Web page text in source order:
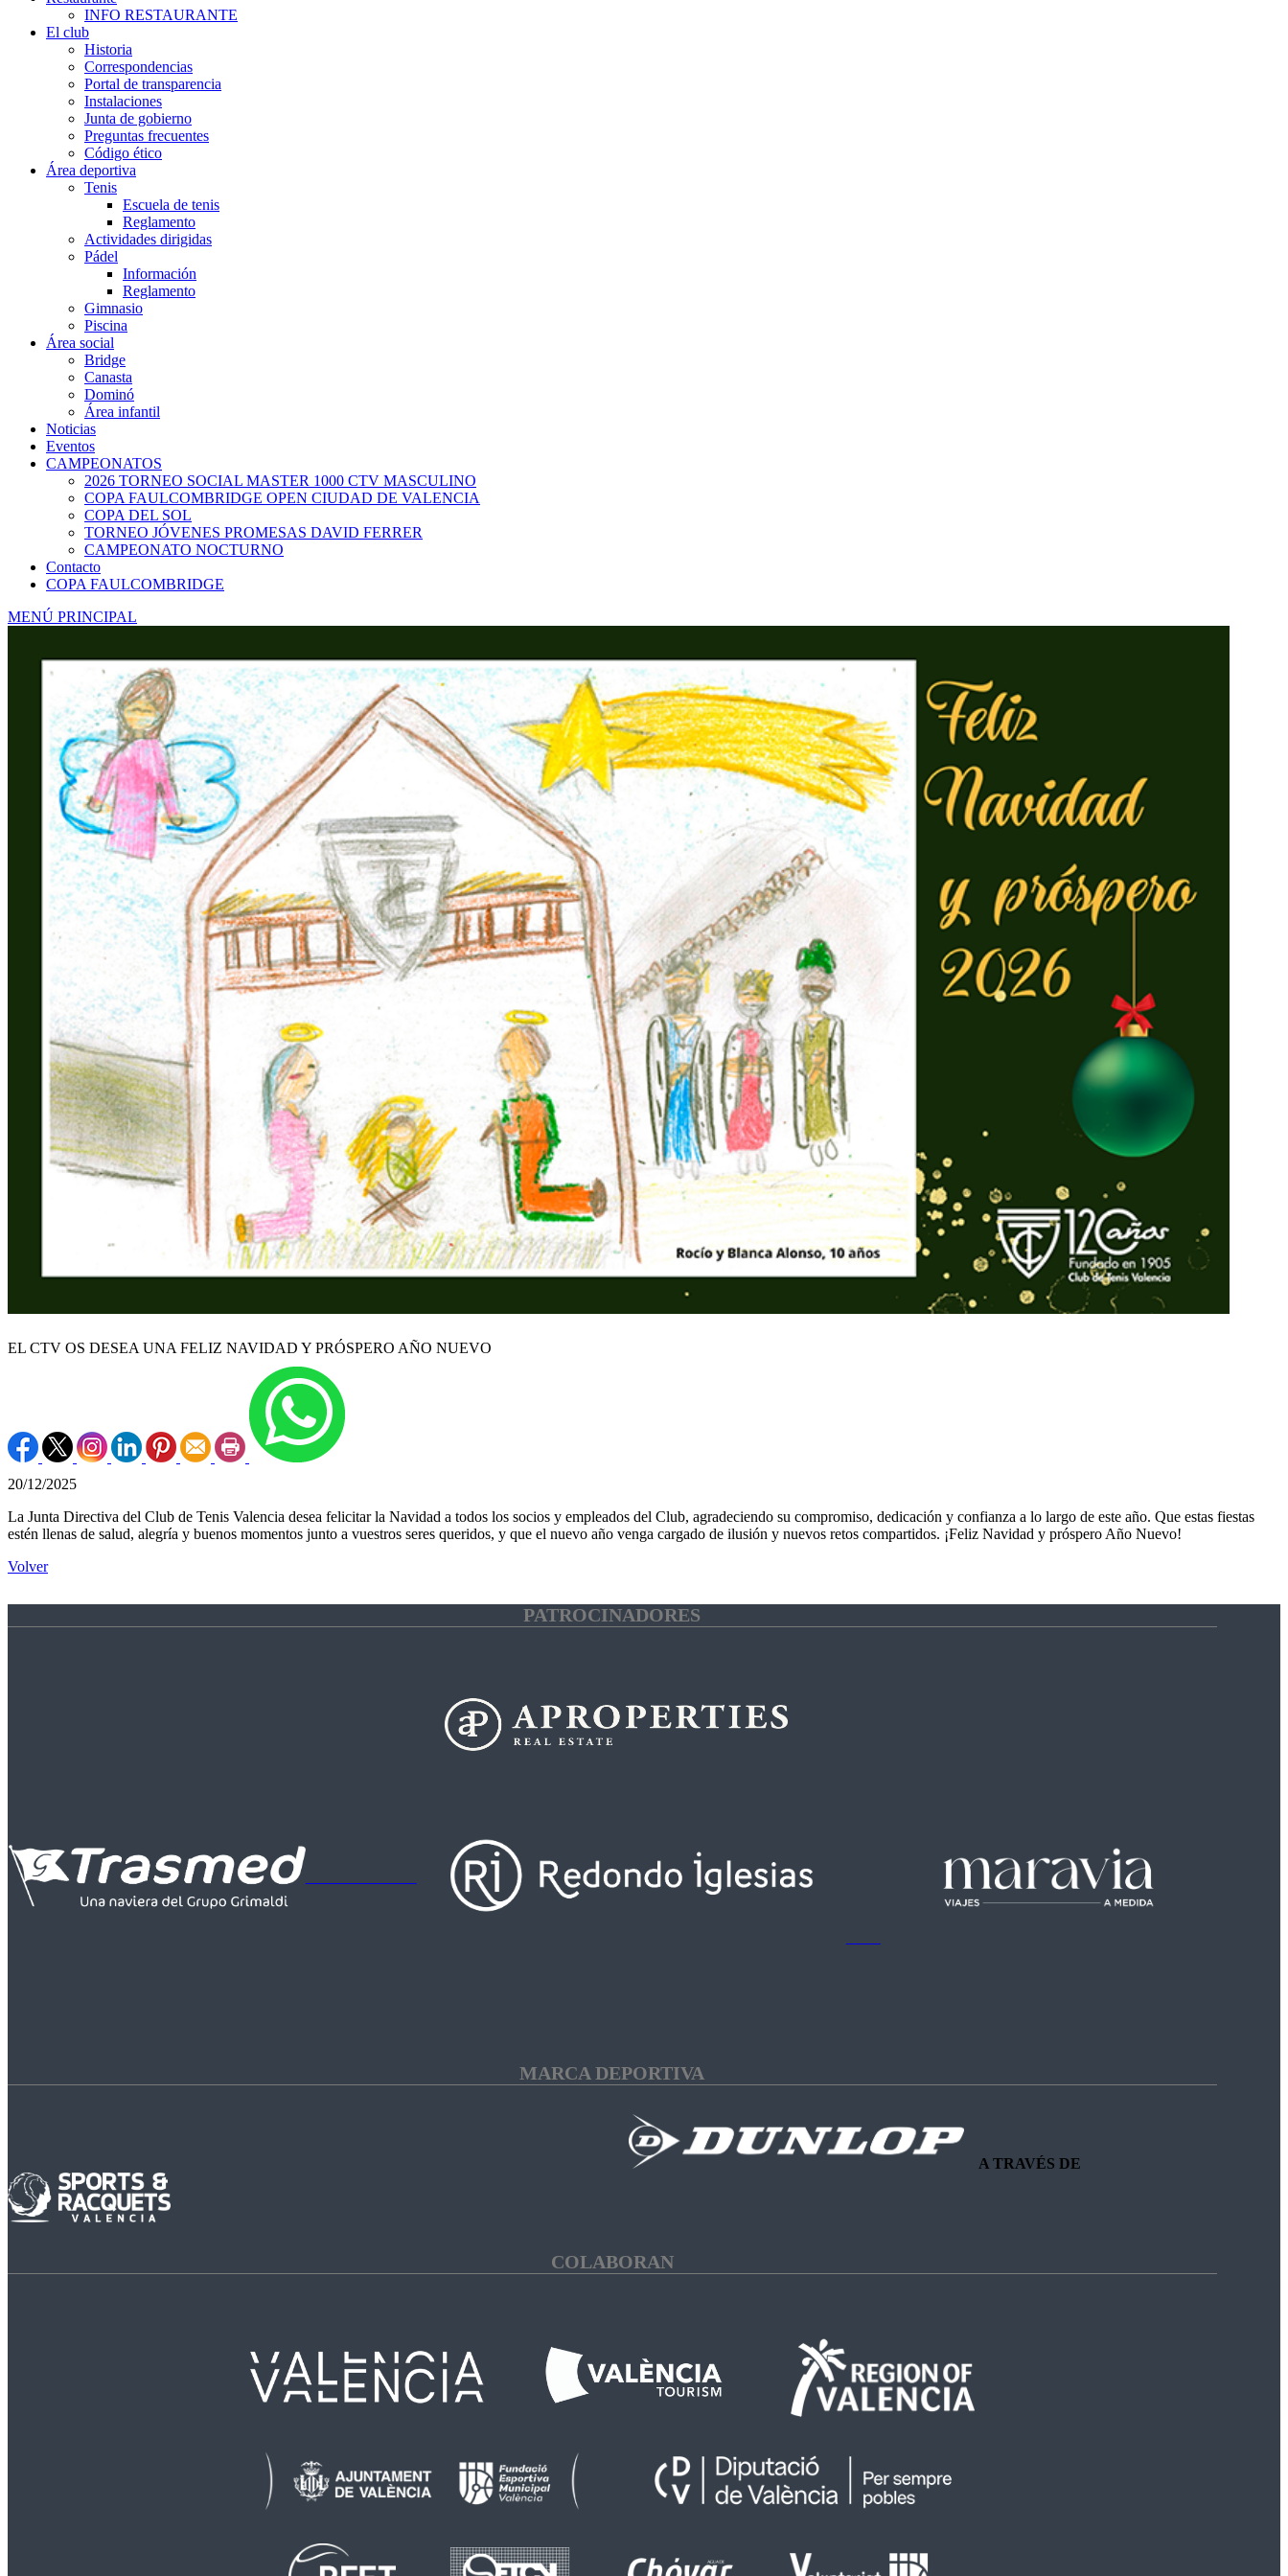
INFO RESTAURANTE
El club
Historia
Correspondencias
Portal de transparencia
Instalaciones
Junta de gobierno
Preguntas frecuentes
Código ético
Área deportiva
Tenis
Escuela de tenis
Reglamento
Actividades dirigidas
Pádel
Información
Reglamento
Gimnasio
Piscina
Área social
Bridge
Canasta
Dominó
Área infantil
Noticias
Eventos
CAMPEONATOS
2026 TORNEO SOCIAL MASTER 1000 CTV MASCULINO
COPA FAULCOMBRIDGE OPEN CIUDAD DE VALENCIA
COPA DEL SOL
TORNEO JÓVENES PROMESAS DAVID FERRER
CAMPEONATO NOCTURNO
Contacto
COPA FAULCOMBRIDGE
MENÚ PRINCIPAL
EL CTV OS DESEA UNA FELIZ NAVIDAD Y PRÓSPERO AÑO NUEVO
20/12/2025
La Junta Directiva del Club de Tenis Valencia desea felicitar la Navidad a todos los socios y empleados del Club, agradeciendo su compromiso, dedicación y confianza a lo largo de este año. Que estas fiestas
estén llenas de salud, alegría y buenos momentos junto a vuestros seres queridos, y que el nuevo año venga cargado de ilusión y nuevos retos compartidos. ¡Feliz Navidad y próspero Año Nuevo!
Volver
PATROCINADORES
MARCA DEPORTIVA
A TRAVÉS DE
COLABORAN